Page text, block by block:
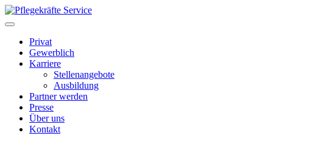
Privat
Gewerblich
Karriere
Stellenangebote
Ausbildung
Partner werden
Presse
Über uns
Kontakt